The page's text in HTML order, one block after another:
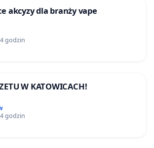
akcyzy dla branży vape
godzin
W KATOWICACH!
godzin